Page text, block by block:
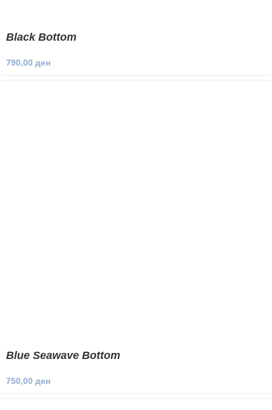
Black Bottom
790,00 ден
Blue Seawave Bottom
750,00 ден